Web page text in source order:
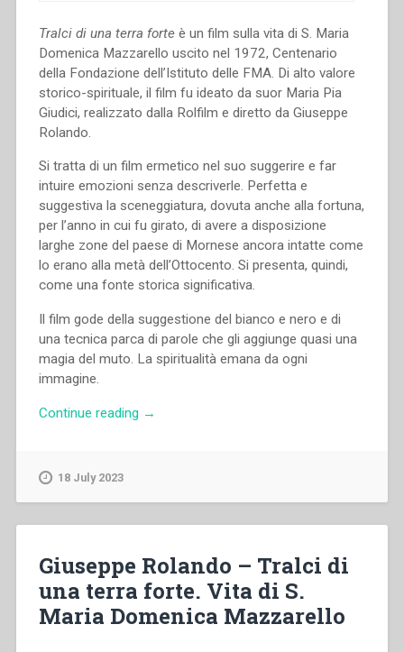
Tralci di una terra forteè un film sulla vita di S. Maria
Domenica Mazzarello uscito nel 1972, Centenario
della Fondazione dell’Istituto delle FMA. Di alto valore
storico-spirituale, il film fu ideato da suor Maria Pia
Giudici, realizzato dalla Rolfilm e diretto da Giuseppe
Rolando.
Si tratta di un film ermetico nel suo suggerire e far
intuire emozioni senza descriverle. Perfetta e
suggestiva la sceneggiatura, dovuta anche alla fortuna,
per l’anno in cui fu girato, di avere a disposizione
larghe zone del paese di Mornese ancora intatte come
lo erano alla metà dell’Ottocento. Si presenta, quindi,
come una fonte storica significativa.
Il film gode della suggestione del bianco e nero e di
una tecnica parca di parole che gli aggiunge quasi una
magia del muto. La spiritualità emana da ogni
immagine.
Continue reading “Giuseppe
Vita
di
S.
→
18 July 2023
Giuseppe Rolando – Tralci di
una terra forte. Vita di S.
Maria Domenica Mazzarello